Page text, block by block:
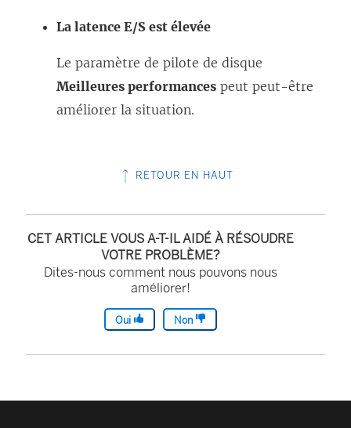
l
i
e
’
v
r
e
La latence E/S est élevée
Le paramètre de pilote de disque
Meilleures performances peut peut-être
améliorer la situation.
RETOUR EN HAUT
CET ARTICLE VOUS A-T-IL AIDÉ À RÉSOUDRE
VOTRE PROBLÈME?
Dites-nous comment nous pouvons nous
améliorer!
Oui Non